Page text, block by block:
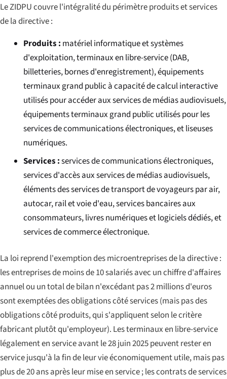
Le ZIDPU couvre l'intégralité du périmètre produits et services
de la directive :
Produits : matériel informatique et systèmes
d'exploitation, terminaux en libre-service (DAB,
billetteries, bornes d'enregistrement), équipements
terminaux grand public à capacité de calcul interactive
utilisés pour accéder aux services de médias audiovisuels,
équipements terminaux grand public utilisés pour les
services de communications électroniques, et liseuses
numériques.
Services :services de communications électroniques,
services d'accès aux services de médias audiovisuels,
éléments des services de transport de voyageurs par air,
autocar, rail et voie d'eau, services bancaires aux
consommateurs, livres numériques et logiciels dédiés, et
services de commerce électronique.
La loi reprend l'exemption des microentreprises de la directive :
les entreprises de moins de 10 salariés avec un chiffre d'affaires
annuel ou un total de bilan n'excédant pas 2 millions d'euros
sont exemptées des obligations côté services (mais pas des
obligations côté produits, qui s'appliquent selon le critère
fabricant plutôt qu'employeur). Les terminaux en libre-service
légalement en service avant le 28 juin 2025 peuvent rester en
service jusqu'à la fin de leur vie économiquement utile, mais pas
plus de 20 ans après leur mise en service ; les contrats de services